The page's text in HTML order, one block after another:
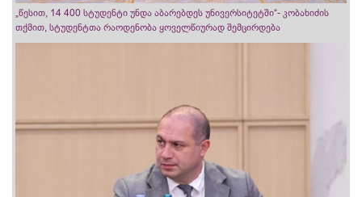
„წესით, 14 400 სტუდენტი უნდა აბარებდეს უნივერსიტეტში“- კობახიძის
თქმით, სტუდენტთა რაოდენობა ყოველწიურად შემცირდება